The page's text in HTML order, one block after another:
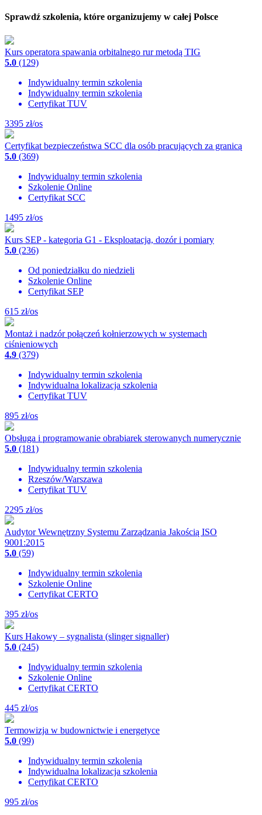
Sprawdź szkolenia, które organizujemy w całej Polsce
Kurs operatora spawania orbitalnego rur metodą TIG
5.0 (129)
Indywidualny termin szkolenia
Indywidualny termin szkolenia
Certyfikat TUV
3395 zł/os
Certyfikat bezpieczeństwa SCC dla osób pracujących za granicą
5.0 (369)
Indywidualny termin szkolenia
Szkolenie Online
Certyfikat SCC
1495 zł/os
Kurs SEP - kategoria G1 - Eksploatacja, dozór i pomiary
5.0 (236)
Od poniedziałku do niedzieli
Szkolenie Online
Certyfikat SEP
615 zł/os
Montaż i nadzór połączeń kołnierzowych w systemach
ciśnieniowych
4.9 (379)
Indywidualny termin szkolenia
Indywidualna lokalizacja szkolenia
Certyfikat TUV
895 zł/os
Obsługa i programowanie obrabiarek sterowanych numerycznie
5.0 (181)
Indywidualny termin szkolenia
Rzeszów/Warszawa
Certyfikat TUV
2295 zł/os
Audytor Wewnętrzny Systemu Zarządzania Jakością ISO
9001:2015
5.0 (59)
Indywidualny termin szkolenia
Szkolenie Online
Certyfikat CERTO
395 zł/os
Kurs Hakowy – sygnalista (slinger signaller)
5.0 (245)
Indywidualny termin szkolenia
Szkolenie Online
Certyfikat CERTO
445 zł/os
Termowizja w budownictwie i energetyce
5.0 (99)
Indywidualny termin szkolenia
Indywidualna lokalizacja szkolenia
Certyfikat CERTO
995 zł/os